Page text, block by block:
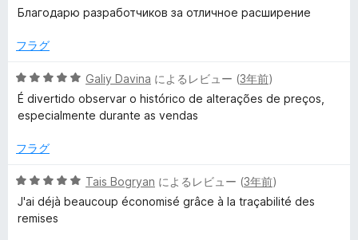
評
段
中
の
評
Благодарю разработчиков за отличное расширение
フラグ
5
段
階
5
評
価
Galiy Davina によるレビュー (3年前)
É divertido observar o histórico de alterações de preços,
especialmente durante as vendas
フラグ
5
段
階
Tais Bogryan によるレビュー (3年前)
J'ai déjà beaucoup économisé grâce à la traçabilité des
remises